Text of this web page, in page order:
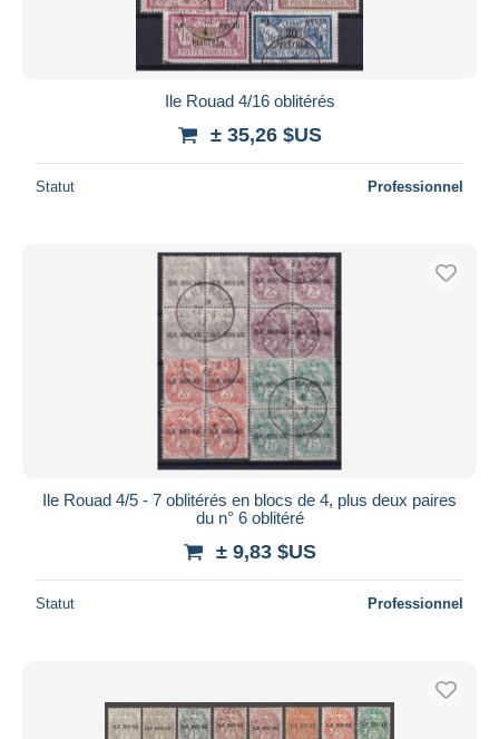
Ile Rouad 4/16 oblitérés
± 35,26 $US
Statut Professionnel
Ile Rouad 4/5 - 7 oblitérés en blocs de 4, plus deux paires
du n° 6 oblitéré
± 9,83 $US
Statut Professionnel